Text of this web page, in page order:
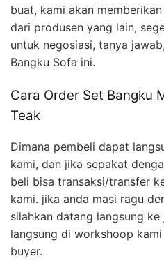
buat, kami akan
dari produsen yang lain,
untuk negosiasi, tanya
Bangku Sofa ini.
Cara Order Set Bangku
Teak
Dimana pembeli dapat
kami, dan jika sepakat
beli bisa transaksi/transfer
kami. jika anda masi ragu
silahkan datang langsung
langsung di workshoop
buyer.